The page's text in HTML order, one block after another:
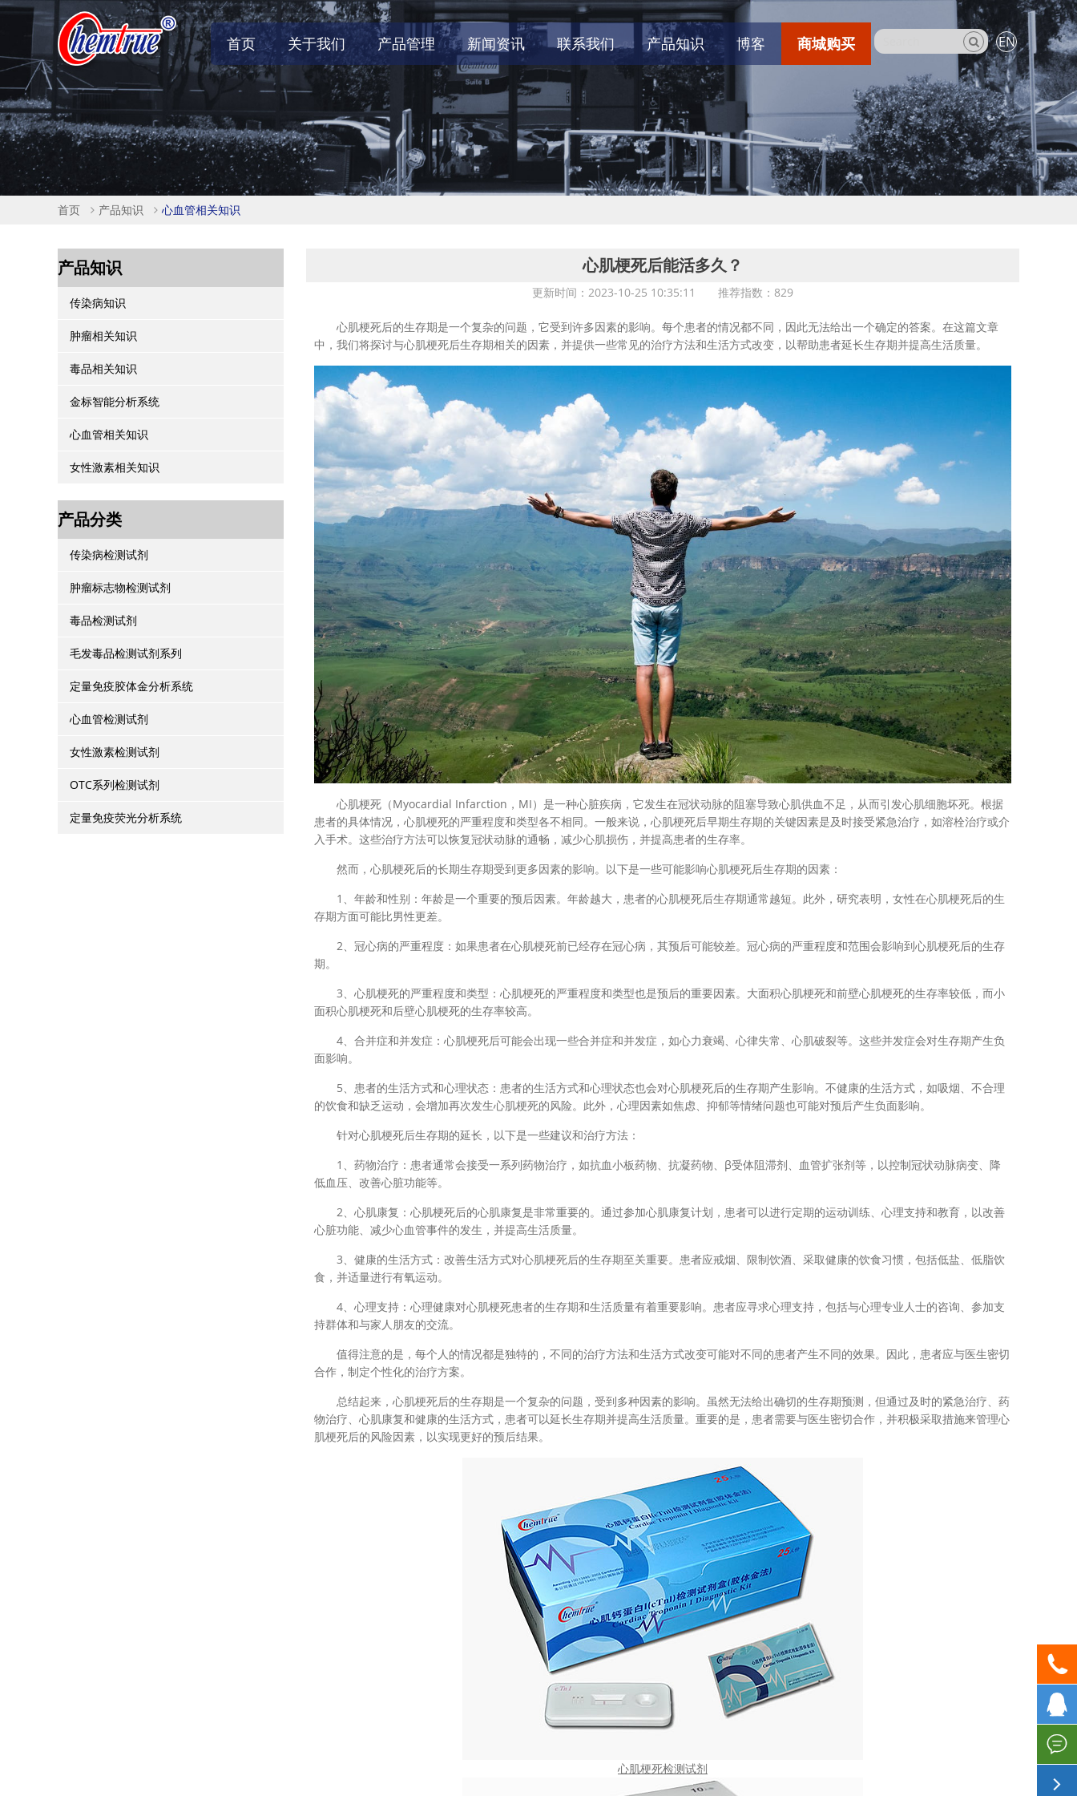
首页 关于我们 产品管理 新闻资讯 联系我们 产品知识 博客 商城购买 EN
首页 产品知识 心血管相关知识
产品知识
传染病知识
肿瘤相关知识
毒品相关知识
金标智能分析系统
心血管相关知识
女性激素相关知识
产品分类
传染病检测试剂
肿瘤标志物检测试剂
毒品检测试剂
毛发毒品检测试剂系列
定量免疫胶体金分析系统
心血管检测试剂
女性激素检测试剂
OTC系列检测试剂
定量免疫荧光分析系统
心肌梗死后能活多久？
更新时间：2023-10-25 10:35:11 推荐指数： 829
心肌梗死后的生存期是一个复杂的问题，它受到许多因素的影响。每个患者的情况都不同，因此无法给出一个确定的答案。在这篇文章
中，我们将探讨与心肌梗死后生存期相关的因素，并提供一些常见的治疗方法和生活方式改变，以帮助患者延长生存期并提高生活质量。
心肌梗死（Myocardial Infarction，MI）是一种心脏疾病，它发生在冠状动脉的阻塞导致心肌供血不足，从而引发心肌细胞坏死。根据
患者的具体情况，心肌梗死的严重程度和类型各不相同。一般来说，心肌梗死后早期生存期的关键因素是及时接受紧急治疗，如溶栓治疗或介
入手术。这些治疗方法可以恢复冠状动脉的通畅，减少心肌损伤，并提高患者的生存率。
然而，心肌梗死后的长期生存期受到更多因素的影响。以下是一些可能影响心肌梗死后生存期的因素：
1、年龄和性别：年龄是一个重要的预后因素。年龄越大，患者的心肌梗死后生存期通常越短。此外，研究表明，女性在心肌梗死后的生
存期方面可能比男性更差。
2、冠心病的严重程度：如果患者在心肌梗死前已经存在冠心病，其预后可能较差。冠心病的严重程度和范围会影响到心肌梗死后的生存
期。
3、心肌梗死的严重程度和类型：心肌梗死的严重程度和类型也是预后的重要因素。大面积心肌梗死和前壁心肌梗死的生存率较低，而小
面积心肌梗死和后壁心肌梗死的生存率较高。
4、合并症和并发症：心肌梗死后可能会出现一些合并症和并发症，如心力衰竭、心律失常、心肌破裂等。这些并发症会对生存期产生负
面影响。
5、患者的生活方式和心理状态：患者的生活方式和心理状态也会对心肌梗死后的生存期产生影响。不健康的生活方式，如吸烟、不合理
的饮食和缺乏运动，会增加再次发生心肌梗死的风险。此外，心理因素如焦虑、抑郁等情绪问题也可能对预后产生负面影响。
针对心肌梗死后生存期的延长，以下是一些建议和治疗方法：
1、药物治疗：患者通常会接受一系列药物治疗，如抗血小板药物、抗凝药物、β受体阻滞剂、血管扩张剂等，以控制冠状动脉病变、降
低血压、改善心脏功能等。
2、心肌康复：心肌梗死后的心肌康复是非常重要的。通过参加心肌康复计划，患者可以进行定期的运动训练、心理支持和教育，以改善
心脏功能、减少心血管事件的发生，并提高生活质量。
3、健康的生活方式：改善生活方式对心肌梗死后的生存期至关重要。患者应戒烟、限制饮酒、采取健康的饮食习惯，包括低盐、低脂饮
食，并适量进行有氧运动。
4、心理支持：心理健康对心肌梗死患者的生存期和生活质量有着重要影响。患者应寻求心理支持，包括与心理专业人士的咨询、参加支
持群体和与家人朋友的交流。
值得注意的是，每个人的情况都是独特的，不同的治疗方法和生活方式改变可能对不同的患者产生不同的效果。因此，患者应与医生密切
合作，制定个性化的治疗方案。
总结起来，心肌梗死后的生存期是一个复杂的问题，受到多种因素的影响。虽然无法给出确切的生存期预测，但通过及时的紧急治疗、药
物治疗、心肌康复和健康的生活方式，患者可以延长生存期并提高生活质量。重要的是，患者需要与医生密切合作，并积极采取措施来管理心
肌梗死后的风险因素，以实现更好的预后结果。
心肌梗死检测试剂


